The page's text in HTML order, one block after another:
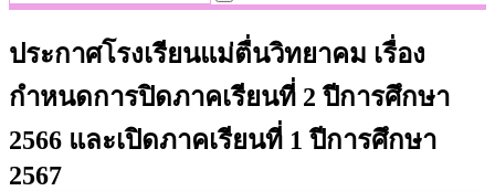
ประกาศโรงเรียนแม่ตื่นวิทยาคม เรื่อง
กำหนดการปิดภาคเรียนที่ 2 ปีการศึกษา
2566 และเปิดภาคเรียนที่ 1 ปีการศึกษา
2567